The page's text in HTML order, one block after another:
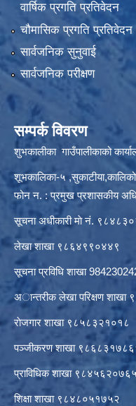
वार्षिक प्रगति प्रतिवेदन
चौमासिक प्रगति प्रतिवेदन
सार्वजनिक सुनुवाई
सार्वजनिक परीक्षण
सम्पर्क विवरण
शुभकालीका गाउँपालीकाको
शूभकालिका-५
फोन न. : प्रमुख प्रशासकीय
सूचना अधीकारी माे नं.
लेखा शाखा ९८६४९९०४४९
सूचना प्रविधि शाखा
अान्तरीक लेखा परिक्षण
राेजगार शाखा ९८५८३२१०१८
पञ्जीकरण शाखा
प्राविधिक शाखा ९८४५६२०७६५
शिक्षा शाखा ९८४८०५१७५२